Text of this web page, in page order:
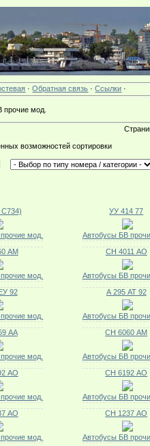
·Обратная связь ·Ссылки ·
прочие мод.
возможностей сортировки
мод.
УУ 414 77
Автобусы БВ
АМ
мод.
СН 4011 АО
Автобусы БВ
92
мод.
А 295 АТ 92
Автобусы БВ
АА
мод.
СН 6060 АМ
Автобусы БВ
АО
мод.
СН 6192 АО
Автобусы БВ
АО
мод.
СН 1237 АО
Автобусы БВ